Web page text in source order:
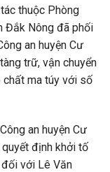
thuộc Phòng
Đắk Nông đã phối
an huyện Cư
trữ, vận chuyển
chất ma túy với số
an huyện Cư
định khởi tố
với Lê Văn